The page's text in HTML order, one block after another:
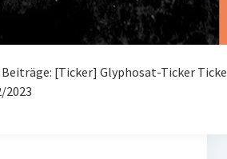
[Ticker] Glyphosat-Ticker
2023